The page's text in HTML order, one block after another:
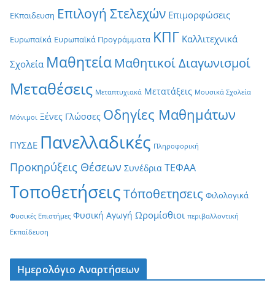
ΕΚπαιδευση Επιλογή Στελεχών Επιμορφώσεις
Ευρωπαϊκά Ευρωπαϊκά Προγράμματα ΚΠΓ Καλλιτεχνικά
Σχολεία Μαθητεία Μαθητικοί Διαγωνισμοί
Μεταθέσεις Μεταπτυχιακά Μετατάξεις Μουσικά Σχολεία
Μόνιμοι Ξένες Γλώσσες Οδηγίες Μαθημάτων
ΠΥΣΔΕ Πανελλαδικές Πληροφορική
Προκηρύξεις Θέσεων Συνέδρια ΤΕΦΑΑ
ΤοποθετήσειςΤόποθετησεις Φιλολογικά
Φυσικές Επιστήμες Φυσική Αγωγή Ωρομίσθιοι περιβαλλοντική
Εκπαίδευση
Ημερολόγιο Αναρτήσεων